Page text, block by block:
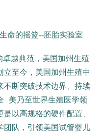
命的摇篮--胚胎实验室
越典范，美国加州生殖
立至今，美国加州生殖中
不断突破技术边界、持续
美乃至世界生殖医学领
以高规格的硬件配置、
团队，引领美国试管婴儿